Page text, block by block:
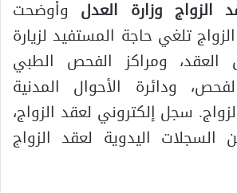
وزارة العدل وأوضحت
تلغي حاجة المستفيد لزيارة
العقد، ومراكز الفحص الطبي
ودائرة الأحوال المدنية
سجل إلكتروني لعقد الزواج،
السجلات اليدوية لعقد الزواج